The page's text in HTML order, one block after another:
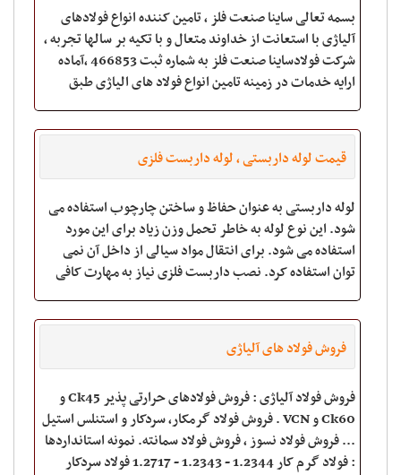
Mo۴۰
بسمه تعالی ساینا صنعت فلز ، تامین کننده انواع فولادهای
آلیاژی با استعانت از خداوند متعال و با تکیه بر سالها تجربه ،
شرکت فولادساینا صنعت فلز به شماره ثبت 466853 ،آماده
ارایه خدمات در زمینه تامین انواع فولاد های الیاژی طبق
قیمت لوله داربستی ، لوله داربست فلزی
لوله داربستی به عنوان حفاظ و ساختن چارچوب استفاده می
شود. این نوع لوله به خاطر تحمل وزن زیاد برای این مورد
استفاده می شود. برای انتقال مواد سیالی از داخل آن نمی
توان استفاده کرد. نصب داربست فلزی نیاز به مهارت کافی
فروش فولاد های آلیاژی
فروش فولاد آلیاژی : فروش فولادهای حرارتی پذیر Ck45 و
Ck60 و VCN . فروش فولاد گرمکار, سردکار و استنلس استیل
... فروش فولاد نسوز ، فروش فولاد سمانته. نمونه استانداردها
: فولاد گرم کار 1.2344 - 1.2343 - 1.2717 فولاد سردکار